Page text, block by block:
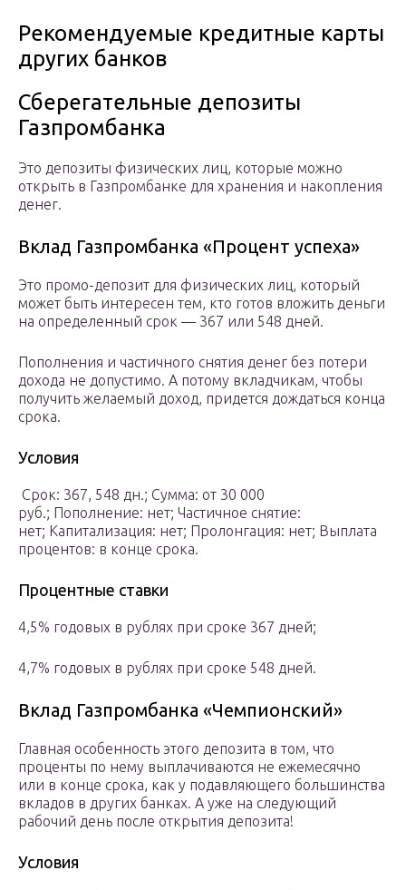
Рекомендуемые кредитные карты
других банков
Сберегательные депозиты
Газпромбанка
Это депозиты физических лиц, которые можно
открыть в Газпромбанке для хранения и накопления
денег.
Вклад Газпромбанка «Процент успеха»
Это промо-депозит для физических лиц, который
может быть интересен тем, кто готов вложить деньги
на определенный срок — 367 или 548 дней.
Пополнения и частичного снятия денег без потери
дохода не допустимо. А потому вкладчикам, чтобы
получить желаемый доход, придется дождаться конца
срока.
Условия
Срок: 367, 548 дн.; Сумма: от 30 000
руб.; Пополнение: нет; Частичное снятие:
нет; Капитализация: нет; Пролонгация: нет; Выплата
процентов: в конце срока.
Процентные ставки
4,5% годовых в рублях при сроке 367 дней;
4,7% годовых в рублях при сроке 548 дней.
Вклад Газпромбанка «Чемпионский»
Главная особенность этого депозита в том, что
проценты по нему выплачиваются не ежемесячно
или в конце срока, как у подавляющего большинства
вкладов в других банках. А уже на следующий
рабочий день после открытия депозита!
Условия